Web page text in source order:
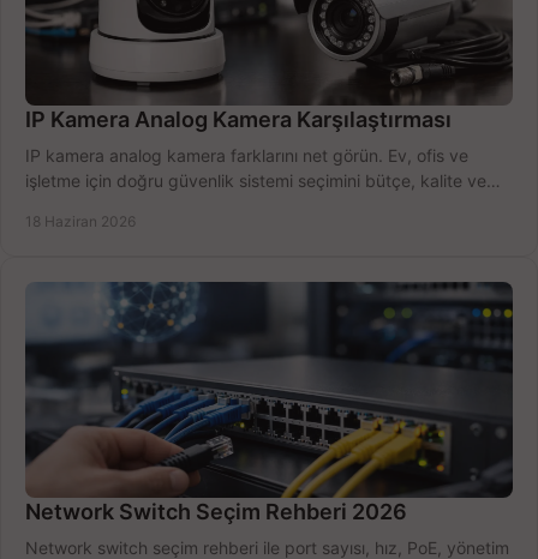
IP Kamera Analog Kamera Karşılaştırması
IP kamera analog kamera farklarını net görün. Ev, ofis ve
işletme için doğru güvenlik sistemi seçimini bütçe, kalite ve
18 Haziran 2026
Network Switch Seçim Rehberi 2026
Network switch seçim rehberi ile port sayısı, hız, PoE, yönetim